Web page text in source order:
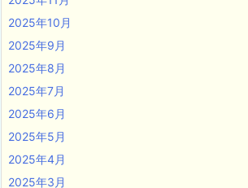
2025年10月
2025年9月
2025年8月
2025年7月
2025年6月
2025年5月
2025年4月
2025年3月